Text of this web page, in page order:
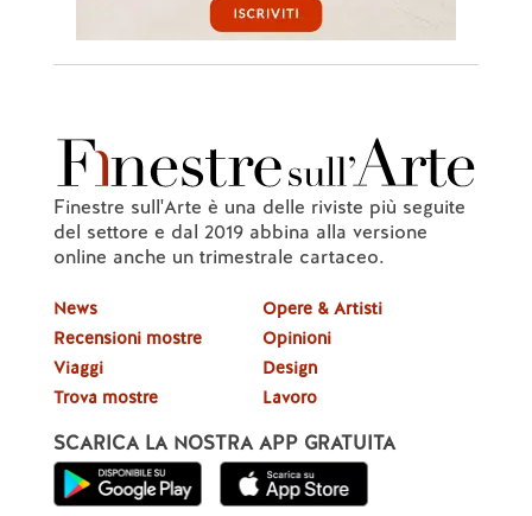
Finestre sull'Arte è una delle riviste più seguite
del settore e dal 2019 abbina alla versione
online anche un trimestrale cartaceo.
News
Recensioni mostre
Viaggi
Trova mostre
Opere & Artisti
Opinioni
Design
Lavoro
SCARICA LA NOSTRA APP GRATUITA